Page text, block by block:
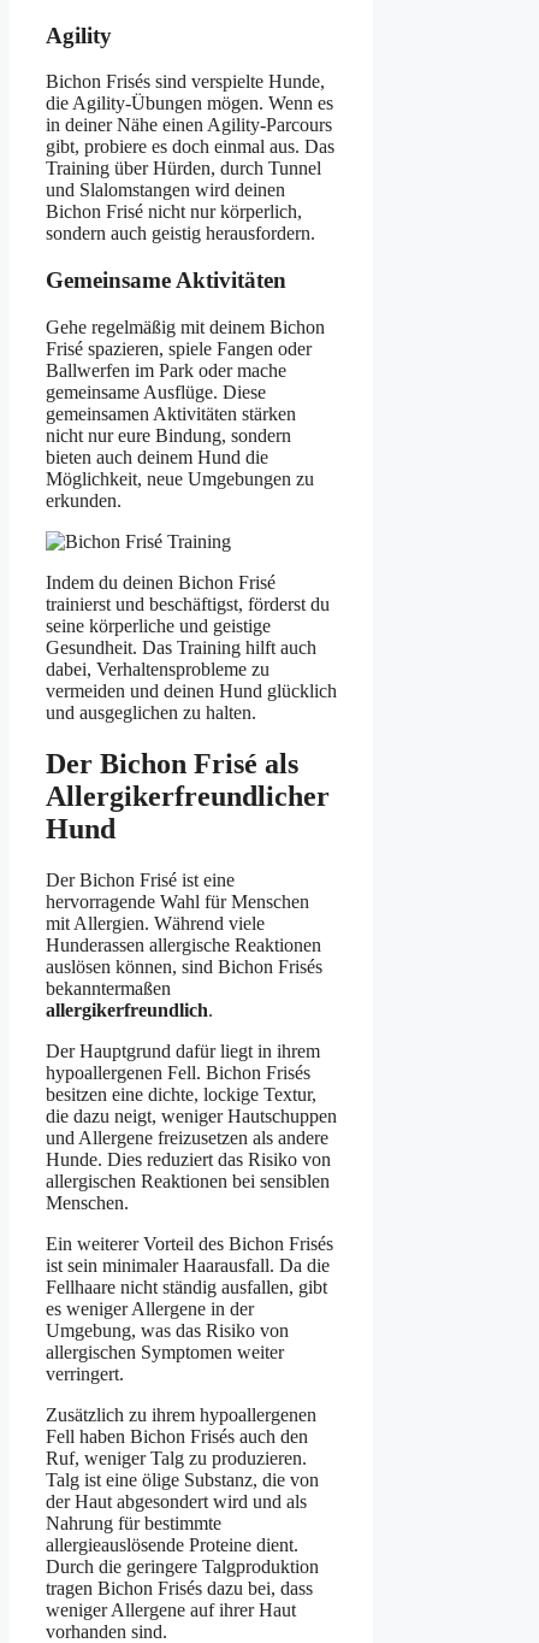
Agility
Bichon Frisés sind verspielte Hunde,
die Agility-Übungen mögen. Wenn es
in deiner Nähe einen Agility-Parcours
gibt, probiere es doch einmal aus. Das
Training über Hürden, durch Tunnel
und Slalomstangen wird deinen
Bichon Frisé nicht nur körperlich,
sondern auch geistig herausfordern.
Gemeinsame Aktivitäten
Gehe regelmäßig mit deinem Bichon
Frisé spazieren, spiele Fangen oder
Ballwerfen im Park oder mache
gemeinsame Ausflüge. Diese
gemeinsamen Aktivitäten stärken
nicht nur eure Bindung, sondern
bieten auch deinem Hund die
Möglichkeit, neue Umgebungen zu
erkunden.
Indem du deinen Bichon Frisé
trainierst und beschäftigst, förderst du
seine körperliche und geistige
Gesundheit. Das Training hilft auch
dabei, Verhaltensprobleme zu
vermeiden und deinen Hund glücklich
und ausgeglichen zu halten.
Der Bichon Frisé als
Allergikerfreundlicher
Hund
Der Bichon Frisé ist eine
hervorragende Wahl für Menschen
mit Allergien. Während viele
Hunderassen allergische Reaktionen
auslösen können, sind Bichon Frisés
bekanntermaßen
allergikerfreundlich.
Der Hauptgrund dafür liegt in ihrem
hypoallergenen Fell. Bichon Frisés
besitzen eine dichte, lockige Textur,
die dazu neigt, weniger Hautschuppen
und Allergene freizusetzen als andere
Hunde. Dies reduziert das Risiko von
allergischen Reaktionen bei sensiblen
Menschen.
Ein weiterer Vorteil des Bichon Frisés
ist sein minimaler Haarausfall. Da die
Fellhaare nicht ständig ausfallen, gibt
es weniger Allergene in der
Umgebung, was das Risiko von
allergischen Symptomen weiter
verringert.
Zusätzlich zu ihrem hypoallergenen
Fell haben Bichon Frisés auch den
Ruf, weniger Talg zu produzieren.
Talg ist eine ölige Substanz, die von
der Haut abgesondert wird und als
Nahrung für bestimmte
allergieauslösende Proteine dient.
Durch die geringere Talgproduktion
tragen Bichon Frisés dazu bei, dass
weniger Allergene auf ihrer Haut
vorhanden sind.